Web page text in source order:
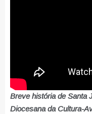
Breve história de Santa
Diocesana da Cultura-